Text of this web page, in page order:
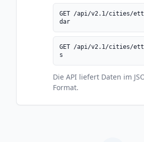
GET /api/v2.1/cities/
dar
GET /api/v2.1/cities/
s
Die API liefert Daten im
Format.